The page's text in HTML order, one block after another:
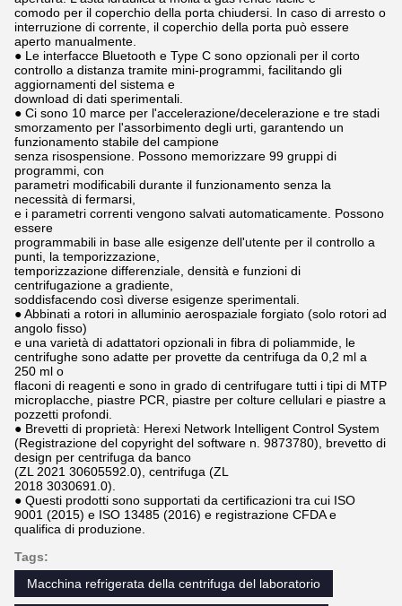
comodo per il coperchio della porta chiudersi. In caso di arresto o
interruzione di corrente, il coperchio della porta può essere
aperto manualmente.
● Le interfacce Bluetooth e Type C sono opzionali per il corto
controllo a distanza tramite mini-programmi, facilitando gli
aggiornamenti del sistema e
download di dati sperimentali.
● Ci sono 10 marce per l'accelerazione/decelerazione e tre stadi
smorzamento per l'assorbimento degli urti, garantendo un
funzionamento stabile del campione
senza risospensione. Possono memorizzare 99 gruppi di
programmi, con
parametri modificabili durante il funzionamento senza la
necessità di fermarsi,
e i parametri correnti vengono salvati automaticamente. Possono
essere
programmabili in base alle esigenze dell'utente per il controllo a
punti, la temporizzazione,
temporizzazione differenziale, densità e funzioni di
centrifugazione a gradiente,
soddisfacendo così diverse esigenze sperimentali.
● Abbinati a rotori in alluminio aerospaziale forgiato (solo rotori ad
angolo fisso)
e una varietà di adattatori opzionali in fibra di poliammide, le
centrifughe sono adatte per provette da centrifuga da 0,2 ml a
250 ml o
flaconi di reagenti e sono in grado di centrifugare tutti i tipi di MTP
microplacche, piastre PCR, piastre per colture cellulari e piastre a
pozzetti profondi.
● Brevetti di proprietà: Herexi Network Intelligent Control System
(Registrazione del copyright del software n. 9873780), brevetto di
design per centrifuga da banco
(ZL 2021 30605592.0), centrifuga (ZL
2018 3030691.0).
● Questi prodotti sono supportati da certificazioni tra cui ISO
9001 (2015) e ISO 13485 (2016) e registrazione CFDA e
qualifica di produzione.
Tags:
Macchina refrigerata della centrifuga del laboratorio